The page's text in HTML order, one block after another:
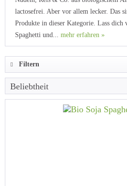
lactosefrei. Aber vor allem lecker. Das
Produkte in dieser Kategorie. Lass dich
Spaghetti und... mehr erfahren »
Filtern